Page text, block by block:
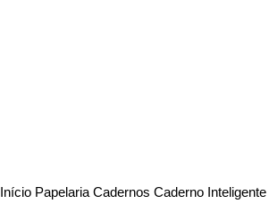
Início Papelaria Cadernos Caderno Inteligente